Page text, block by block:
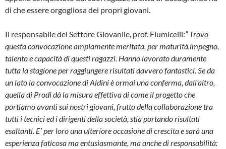
di che essere orgogliosa dei propri giovani.
Il responsabile del Settore Giovanile, prof. Fiumicelli:” Trovo
questa convocazione ampiamente meritata, per maturità,impegno,
talento e capacità di questi ragazzi. Hanno lavorato duramente
tutta la stagione per raggiungere risultati davvero fantastici. Se da
un lato la convocazione di Aldini è ormai una conferma, dall’altro,
quella di Prodi dà la misura effettiva di come il progetto che
portiamo avanti sui nostri giovani, frutto della collaborazione tra
tutti i tecnici ed i dirigenti della società, stia portando risultati
esaltanti. E’ per loro una ulteriore occasione di crescita e sarà una
esperienza faticosa ma entusiasmante, ma anche di responsabilità: